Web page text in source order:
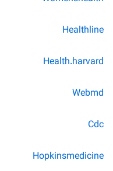
Healthline
Health.harvard
Webmd
Cdc
Hopkinsmedicine